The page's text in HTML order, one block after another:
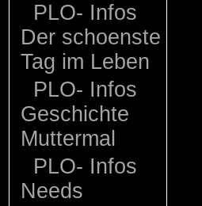
PLO- Infos
Der schoenste
Tag im Leben
PLO- Infos
Geschichte
Muttermal
PLO- Infos
Needs